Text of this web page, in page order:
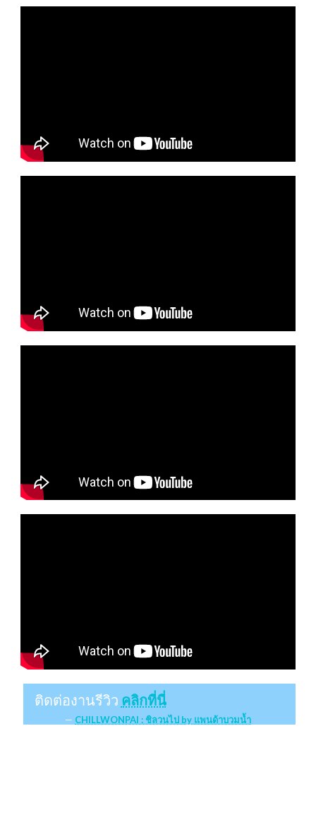
ติดต่องานรีวิว คลิกที่นี่
CHILLWONPAI : ชิลวนไป by แพนด้าบวมน้ำ